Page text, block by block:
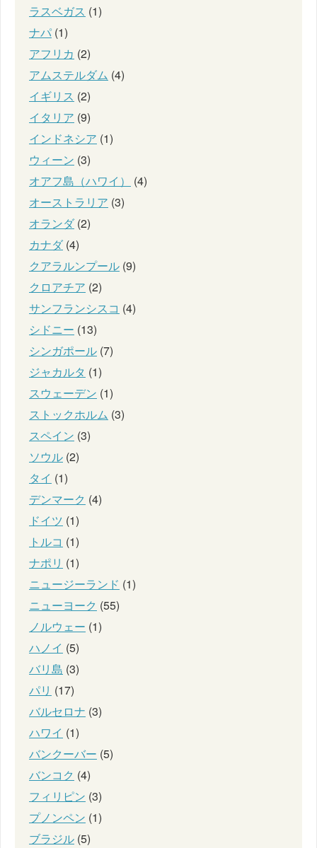
ラスベガス (1)
ナパ (1)
アフリカ (2)
アムステルダム (4)
イギリス (2)
イタリア (9)
インドネシア (1)
ウィーン (3)
オアフ島（ハワイ）
(4)
オーストラリア (3)
オランダ(2)
カナダ(4)
クアラルンプール (9)
クロアチア (2)
サンフランシスコ (4)
シドニー (13)
シンガポール (7)
ジャカルタ (1)
スウェーデン (1)
ストックホルム (3)
スペイン (3)
ソウル (2)
タイ (1)
デンマーク (4)
ドイツ (1)
トルコ (1)
ナポリ (1)
ニュージーランド (1)
ニューヨーク (55)
ノルウェー (1)
ハノイ (5)
バリ島 (3)
パリ (17)
バルセロナ (3)
ハワイ (1)
バンクーバー (5)
バンコク (4)
フィリピン (3)
プノンペン (1)
ブラジル (5)